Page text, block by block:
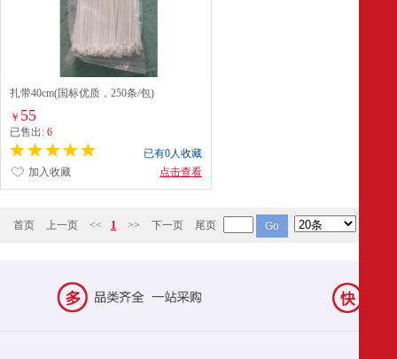
扎带40cm(国标优质，250条/包)
￥ 55
已售出: 6
已有0人收藏
点击查看
加入收藏
首页 上一页 << 1 >> 下一页 尾页